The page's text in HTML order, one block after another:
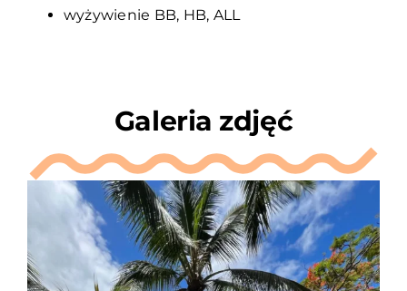
wyżywienie BB, HB, ALL
Galeria zdjęć